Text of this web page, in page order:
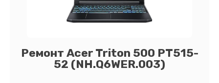
Ремонт Acer Triton 500 PT515-
52 (NH.Q6WER.003)